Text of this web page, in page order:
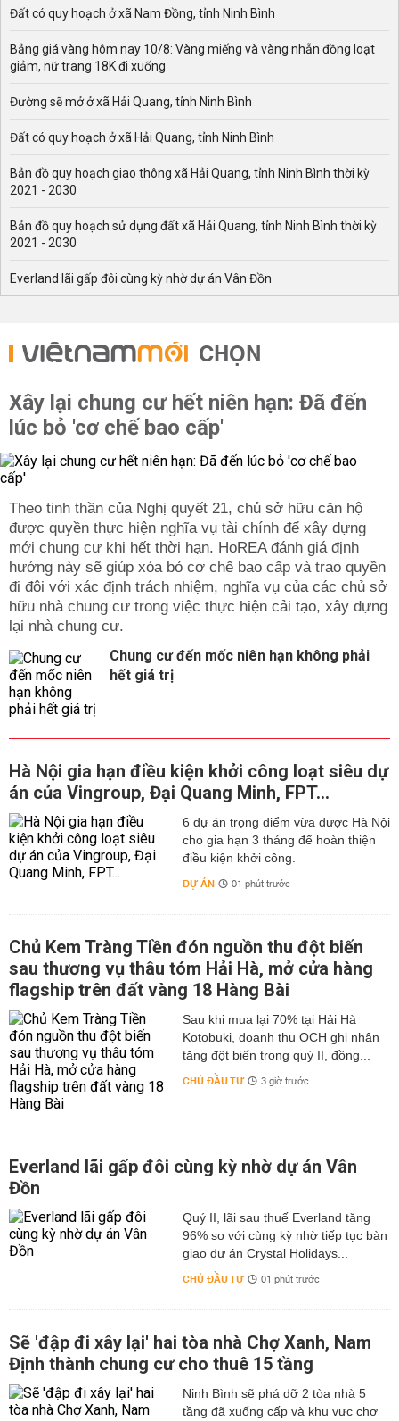
Đất có quy hoạch ở xã Nam Đồng, tỉnh Ninh Bình
Bảng giá vàng hôm nay 10/8: Vàng miếng và vàng nhẫn đồng loạt
giảm, nữ trang 18K đi xuống
Đường sẽ mở ở xã Hải Quang, tỉnh Ninh Bình
Đất có quy hoạch ở xã Hải Quang, tỉnh Ninh Bình
Bản đồ quy hoạch giao thông xã Hải Quang, tỉnh Ninh Bình thời kỳ
2021 - 2030
Bản đồ quy hoạch sử dụng đất xã Hải Quang, tỉnh Ninh Bình thời kỳ
2021 - 2030
Everland lãi gấp đôi cùng kỳ nhờ dự án Vân Đồn
CHỌN
Xây lại chung cư hết niên hạn: Đã đến
lúc bỏ 'cơ chế bao cấp'
Theo tinh thần của Nghị quyết 21, chủ sở hữu căn hộ
được quyền thực hiện nghĩa vụ tài chính để xây dựng
mới chung cư khi hết thời hạn. HoREA đánh giá định
hướng này sẽ giúp xóa bỏ cơ chế bao cấp và trao quyền
đi đôi với xác định trách nhiệm, nghĩa vụ của các chủ sở
hữu nhà chung cư trong việc thực hiện cải tạo, xây dựng
lại nhà chung cư.
Chung cư đến mốc niên hạn không phải
hết giá trị
Hà Nội gia hạn điều kiện khởi công loạt siêu dự
án của Vingroup, Đại Quang Minh, FPT...
6 dự án trọng điểm vừa được Hà Nội
cho gia hạn 3 tháng để hoàn thiện
điều kiện khởi công.
DỰ ÁN 01 phút trước
Chủ Kem Tràng Tiền đón nguồn thu đột biến
sau thương vụ thâu tóm Hải Hà, mở cửa hàng
flagship trên đất vàng 18 Hàng Bài
Sau khi mua lại 70% tại Hải Hà
Kotobuki, doanh thu OCH ghi nhận
tăng đột biến trong quý II, đồng...
CHỦ ĐẦU TƯ 3 giờ trước
Everland lãi gấp đôi cùng kỳ nhờ dự án Vân
Đồn
Quý II, lãi sau thuế Everland tăng
96% so với cùng kỳ nhờ tiếp tục bàn
giao dự án Crystal Holidays...
CHỦ ĐẦU TƯ 01 phút trước
Sẽ 'đập đi xây lại' hai tòa nhà Chợ Xanh, Nam
Định thành chung cư cho thuê 15 tầng
Ninh Bình sẽ phá dỡ 2 tòa nhà 5
tầng đã xuống cấp và khu vực chợ